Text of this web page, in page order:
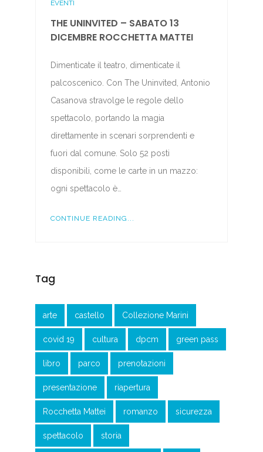
EVENTI
THE UNINVITED – SABATO 13
DICEMBRE ROCCHETTA MATTEI
Dimenticate il teatro, dimenticate il
palcoscenico. Con The Uninvited, Antonio
Casanova stravolge le regole dello
spettacolo, portando la magia
direttamente in scenari sorprendenti e
fuori dal comune. Solo 52 posti
disponibili, come le carte in un mazzo:
ogni spettacolo è…
CONTINUE READING...
Tag
arte castello Collezione Marini
covid 19 cultura dpcm green pass
libro parco prenotazioni
presentazione riapertura
Rocchetta Mattei romanzo sicurezza
spettacolo storia